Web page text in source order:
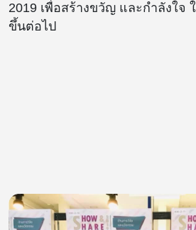
2019 เพื่อสร้างขวัญ และกำลังใจ
ขึ้นต่อไป